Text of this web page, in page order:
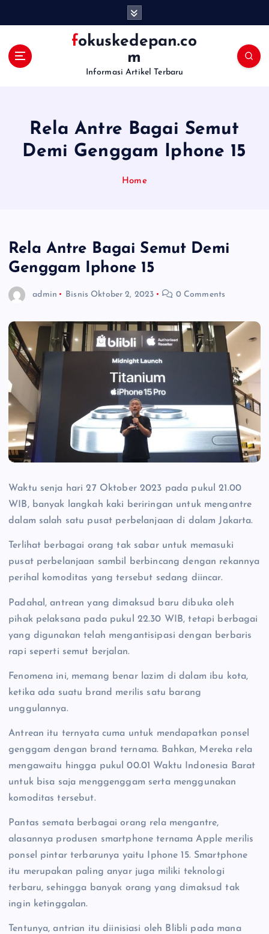
fokuskedepan.co
m
Informasi Artikel Terbaru
Rela Antre Bagai Semut
Demi Genggam Iphone 15
Home
Rela Antre Bagai Semut Demi
Genggam Iphone 15
admin Bisnis Oktober 2, 2023 0 Comments
Waktu senja hari 27 Oktober 2023 pada pukul 21.00
WIB, banyak langkah kaki beriringan untuk mengantre
dalam salah satu pusat perbelanjaan di dalam Jakarta.
Terlihat berbagai orang tak sabar untuk memasuki
pusat perbelanjaan sambil berbincang dengan rekannya
perihal komoditas yang tersebut sedang diincar.
Padahal, antrean yang dimaksud baru dibuka oleh
pihak pelaksana pada pukul 22.30 WIB, tetapi berbagai
yang digunakan telah mengantisipasi dengan berbaris
rapi seperti semut berjalan.
Fenomena ini, memang benar lazim di dalam ibu kota,
ketika ada suatu brand merilis satu barang
unggulannya.
Antrean itu ternyata cuma untuk mendapatkan ponsel
genggam dengan brand ternama. Bahkan, Mereka rela
mengawaitu hingga pukul 00.01 Waktu Indonesia Barat
untuk bisa saja menggenggam serta menggunakan
komoditas tersebut.
Pantas semata berbagai orang rela mengantre,
alasannya produsen smartphone ternama Apple merilis
ponsel pintar terbarunya yaitu Iphone 15. Smartphone
itu merupakan paling anyar juga miliki teknologi
terbaru, sehingga banyak orang yang dimaksud tak
ingin ketinggalan.
Tentunya, antrian itu diinisiasi oleh Blibli pada mana